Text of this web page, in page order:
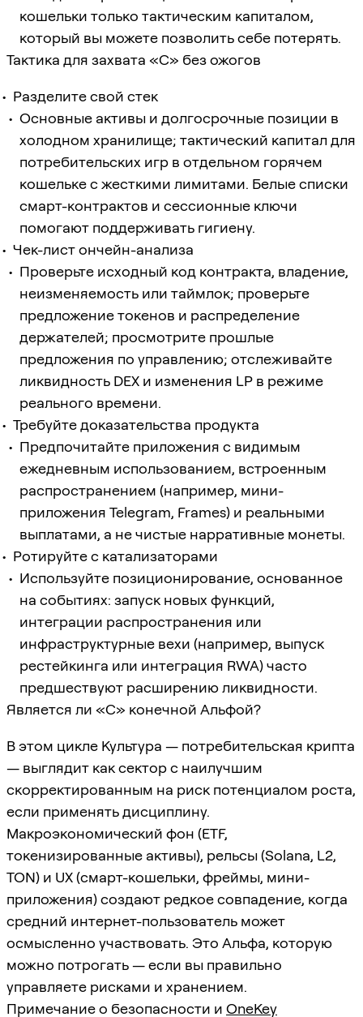
кошельки только тактическим капиталом,
который вы можете позволить себе потерять.
Тактика для захвата «C» без ожогов
Разделите свой стек
Основные активы и долгосрочные позиции в
холодном хранилище; тактический капитал для
потребительских игр в отдельном горячем
кошельке с жесткими лимитами. Белые списки
смарт-контрактов и сессионные ключи
помогают поддерживать гигиену.
Чек-лист ончейн-анализа
Проверьте исходный код контракта, владение,
неизменяемость или таймлок; проверьте
предложение токенов и распределение
держателей; просмотрите прошлые
предложения по управлению; отслеживайте
ликвидность DEX и изменения LP в режиме
реального времени.
Требуйте доказательства продукта
Предпочитайте приложения с видимым
ежедневным использованием, встроенным
распространением (например, мини-
приложения Telegram, Frames) и реальными
выплатами, а не чистые нарративные монеты.
Ротируйте с катализаторами
Используйте позиционирование, основанное
на событиях: запуск новых функций,
интеграции распространения или
инфраструктурные вехи (например, выпуск
рестейкинга или интеграция RWA) часто
предшествуют расширению ликвидности.
Является ли «C» конечной Альфой?
В этом цикле Культура — потребительская крипта
— выглядит как сектор с наилучшим
скорректированным на риск потенциалом роста,
если применять дисциплину.
Макроэкономический фон (ETF,
токенизированные активы), рельсы (Solana, L2,
TON) и UX (смарт-кошельки, фреймы, мини-
приложения) создают редкое совпадение, когда
средний интернет-пользователь может
осмысленно участвовать. Это Альфа, которую
можно потрогать — если вы правильно
управляете рисками и хранением.
Примечание о безопасности и OneKey